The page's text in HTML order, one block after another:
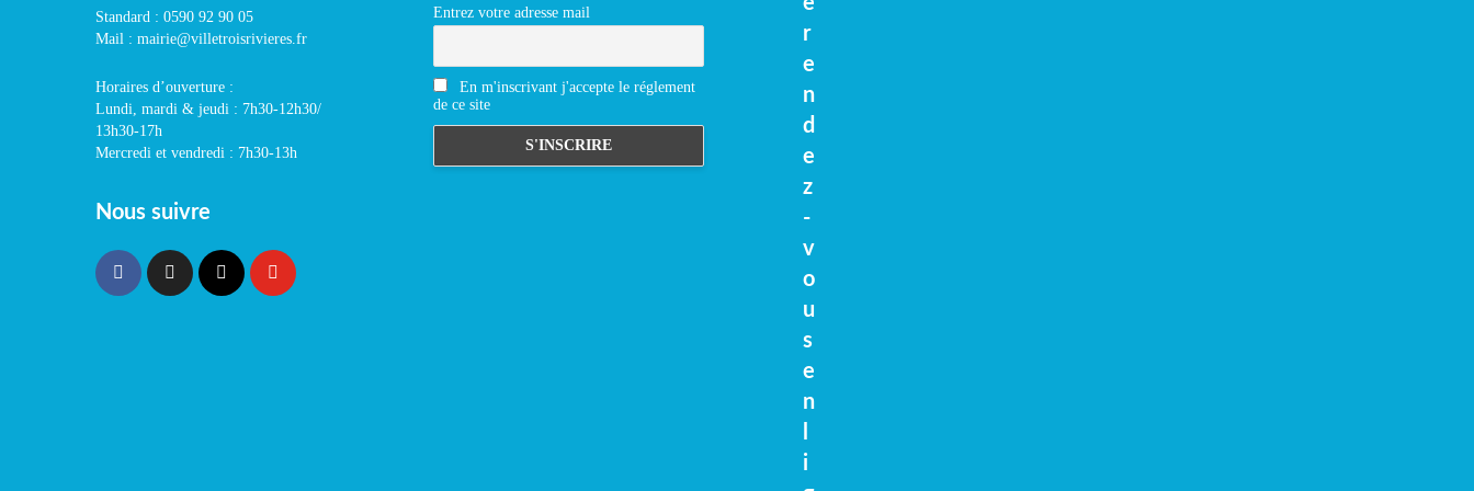
Standard : 0590 92 90 05
Mail : mairie@villetroisrivieres.fr
Horaires d’ouverture :
Lundi, mardi & jeudi : 7h30-12h30/
13h30-17h
Mercredi et vendredi : 7h30-13h
Nous suivre
Entrez votre adresse mail
En m'inscrivant j'accepte le réglement
de ce site
r
e
n
d
e
z
-
v
o
u
s
e
n
i